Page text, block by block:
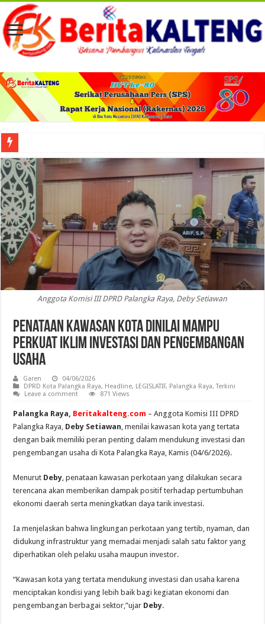
Viral! Selama Dua Bulan Lebih Siltap Serta Tunjangan Pemdes dan BPD di
Anggota Komisi III DPRD Palangka Raya, Deby Setiawan
Penataan Kawasan Kota Dinilai Mampu
Perkuat Iklim Investasi dan Pengembangan
Usaha
Garen
04/06/2026
DPRD Kota Palangka Raya, Headline, LEGISLATIF, Palangka Raya,Terkini
Leave a comment
871 Views
Palangka Raya, Beritakalteng.com – Anggota Komisi III DPRD
Palangka Raya, Deby Setiawan , menilai kawasan kota yang tertata
dengan baik memiliki peran penting dalam mendukung investasi dan
pengembangan usaha di Kota Palangka Raya, Kamis (04/6/2026).
Menurut Deby , penataan kawasan perkotaan yang dilakukan secara
terencana akan memberikan dampak positif terhadap pertumbuhan
ekonomi daerah serta meningkatkan daya tarik investasi.
Ia menjelaskan bahwa lingkungan perkotaan yang tertib, nyaman, dan
didukung infrastruktur yang memadai menjadi salah satu faktor yang
diperhatikan oleh pelaku usaha maupun investor.
“Kawasan kota yang tertata mendukung investasi dan usaha karena
menciptakan kondisi yang lebih baik bagi kegiatan ekonomi dan
pengembangan berbagai sektor,”ujar Deby.